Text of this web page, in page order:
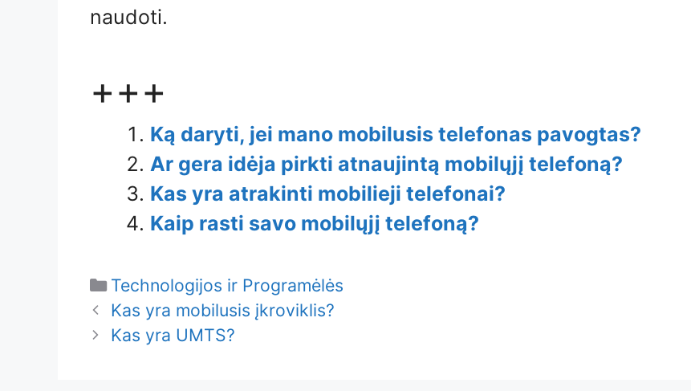
naudoti.
+++
Ką daryti, jei mano mobilusis telefonas pavogtas?
Ar gera idėja pirkti atnaujintą mobilųjį telefoną?
Kas yra atrakinti mobilieji telefonai?
Kaip rasti savo mobilųjį telefoną?
Categories
Technologijos ir Programėlės
Kas yra mobilusis įkroviklis?
Kas yra UMTS?